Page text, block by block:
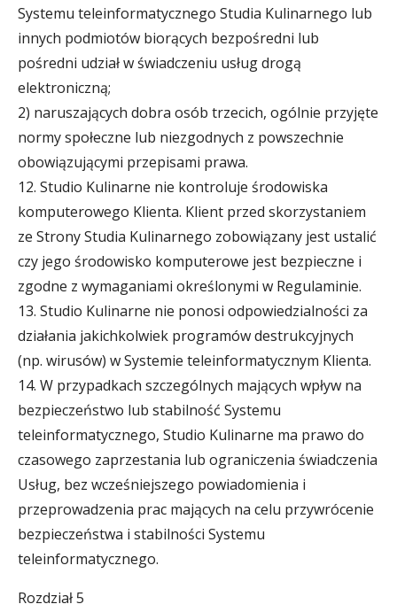
Systemu teleinformatycznego Studia Kulinarnego lub
innych podmiotów biorących bezpośredni lub
pośredni udział w świadczeniu usług drogą
elektroniczną;
2) naruszających dobra osób trzecich, ogólnie przyjęte
normy społeczne lub niezgodnych z powszechnie
obowiązującymi przepisami prawa.
12. Studio Kulinarne nie kontroluje środowiska
komputerowego Klienta. Klient przed skorzystaniem
ze Strony Studia Kulinarnego zobowiązany jest ustalić
czy jego środowisko komputerowe jest bezpieczne i
zgodne z wymaganiami określonymi w Regulaminie.
13. Studio Kulinarne nie ponosi odpowiedzialności za
działania jakichkolwiek programów destrukcyjnych
(np. wirusów) w Systemie teleinformatycznym Klienta.
14. W przypadkach szczególnych mających wpływ na
bezpieczeństwo lub stabilność Systemu
teleinformatycznego, Studio Kulinarne ma prawo do
czasowego zaprzestania lub ograniczenia świadczenia
Usług, bez wcześniejszego powiadomienia i
przeprowadzenia prac mających na celu przywrócenie
bezpieczeństwa i stabilności Systemu
teleinformatycznego.
Rozdział 5